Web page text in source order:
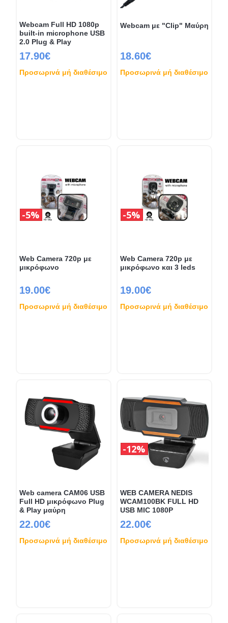
Webcam Full HD 1080p
built-in microphone USB
2.0 Plug & Play
17.90€
Προσωρινά μή διαθέσιμο
Webcam με "Clip" Μαύρη
18.60€
Προσωρινά μή διαθέσιμο
Web Camera 720p με
μικρόφωνο
19.00€
5%
Προσωρινά μή διαθέσιμο
Web Camera 720p με
μικρόφωνο και 3 leds
19.00€
5%
Προσωρινά μή διαθέσιμο
Web camera CAM06 USB
Full HD μικρόφωνο Plug
& Play μαύρη
22.00€
Προσωρινά μή διαθέσιμο
WEB CAMERA NEDIS
WCAM100BK FULL HD
USB MIC 1080P
22.00€
12%
Προσωρινά μή διαθέσιμο